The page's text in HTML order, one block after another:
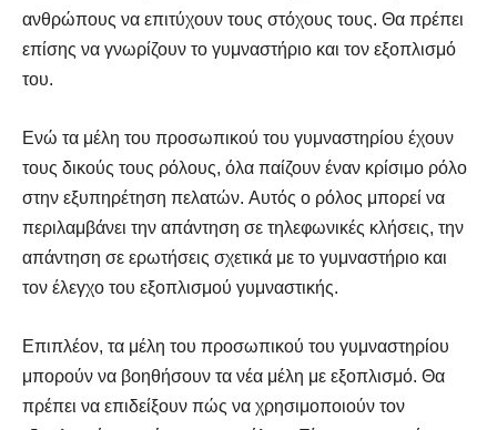
ανθρώπους να επιτύχουν τους στόχους τους. Θα πρέπει
επίσης να γνωρίζουν το γυμναστήριο και τον εξοπλισμό
του.
Ενώ τα μέλη του προσωπικού του γυμναστηρίου έχουν
τους δικούς τους ρόλους, όλα παίζουν έναν κρίσιμο ρόλο
στην εξυπηρέτηση πελατών. Αυτός ο ρόλος μπορεί να
περιλαμβάνει την απάντηση σε τηλεφωνικές κλήσεις, την
απάντηση σε ερωτήσεις σχετικά με το γυμναστήριο και
τον έλεγχο του εξοπλισμού γυμναστικής.
Επιπλέον, τα μέλη του προσωπικού του γυμναστηρίου
μπορούν να βοηθήσουν τα νέα μέλη με εξοπλισμό. Θα
πρέπει να επιδείξουν πώς να χρησιμοποιούν τον